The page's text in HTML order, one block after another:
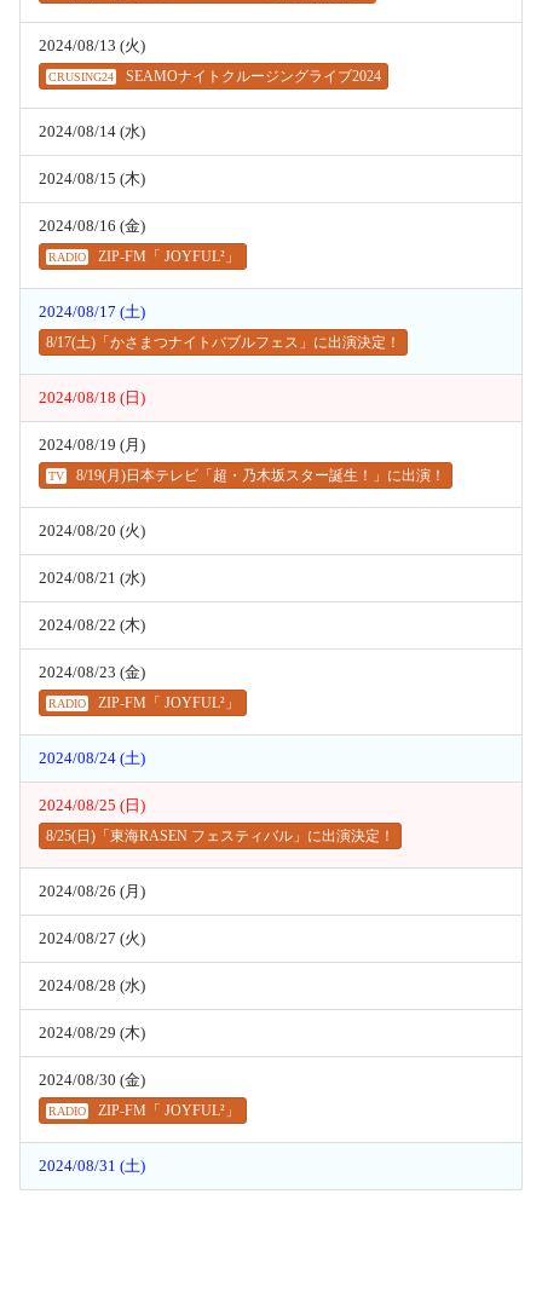
2024/08/13 (火)
CRUSING24 SEAMOナイトクルージングライブ2024
2024/08/14 (水)
2024/08/15 (木)
2024/08/16 (金)
RADIO ZIP-FM「 JOYFUL²」
2024/08/17 (土)
8/17(土)「かさまつナイトバブルフェス」に出演決定！
2024/08/18 (日)
2024/08/19 (月)
TV 8/19(月)日本テレビ「超・乃木坂スター誕生！」に出演！
2024/08/20 (火)
2024/08/21 (水)
2024/08/22 (木)
2024/08/23 (金)
RADIO ZIP-FM「 JOYFUL²」
2024/08/24 (土)
2024/08/25 (日)
8/25(日)「東海RASEN フェスティバル」に出演決定！
2024/08/26 (月)
2024/08/27 (火)
2024/08/28 (水)
2024/08/29 (木)
2024/08/30 (金)
RADIO ZIP-FM「 JOYFUL²」
2024/08/31 (土)